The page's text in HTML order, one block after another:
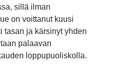
sillä ilman
on voittanut kuusi
tasan ja kärsinyt yhden
palaavan
loppupuoliskolla.